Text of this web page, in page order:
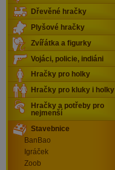
Dřevěné hračky
Plyšové hračky
Zvířátka a figurky
Vojáci, policie, indiáni
Hračky pro holky
Hračky pro kluky i holky
Hračky a potřeby pro
nejmenší
Stavebnice
BanBao
Igráček
Zoob